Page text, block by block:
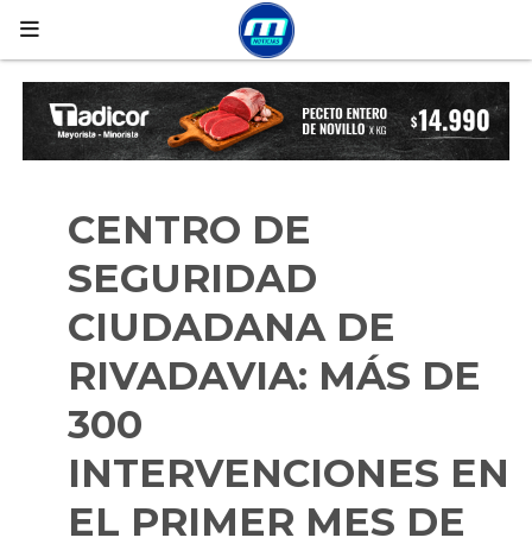
CENTRO DE
SEGURIDAD
CIUDADANA DE
RIVADAVIA: MÁS DE
300
INTERVENCIONES EN
EL PRIMER MES DE